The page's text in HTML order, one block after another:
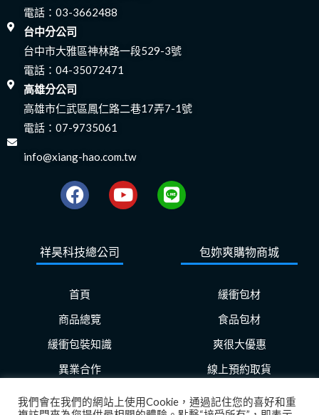
電話： 03-3662488
台中分公司
台中市大雅區神林路一段529-3號
電話： 04-35072471
高雄分公司
高雄市仁武區鳳仁路二巷17弄7-1號
電話： 07-9735061
info@xiang-hao.com.tw
F
a
e
b
o
k
Y
o
u
L
i
祥昊科技總公司
首頁
商品總覽
緩衝包裝知識
異業合作
包妳爽購物商城
緩衝包材
食品包材
爽很大優惠
線上預約取貨
我們會在我們的網站上使用Cookie，通過記住您的喜好和重